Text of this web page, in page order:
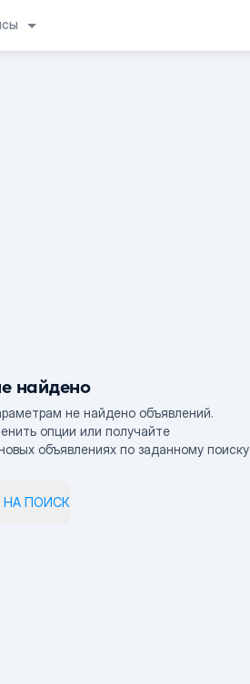
найдено
не найдено объявлений.
опции или получайте
объявлениях по заданному поиску
ПОИСК